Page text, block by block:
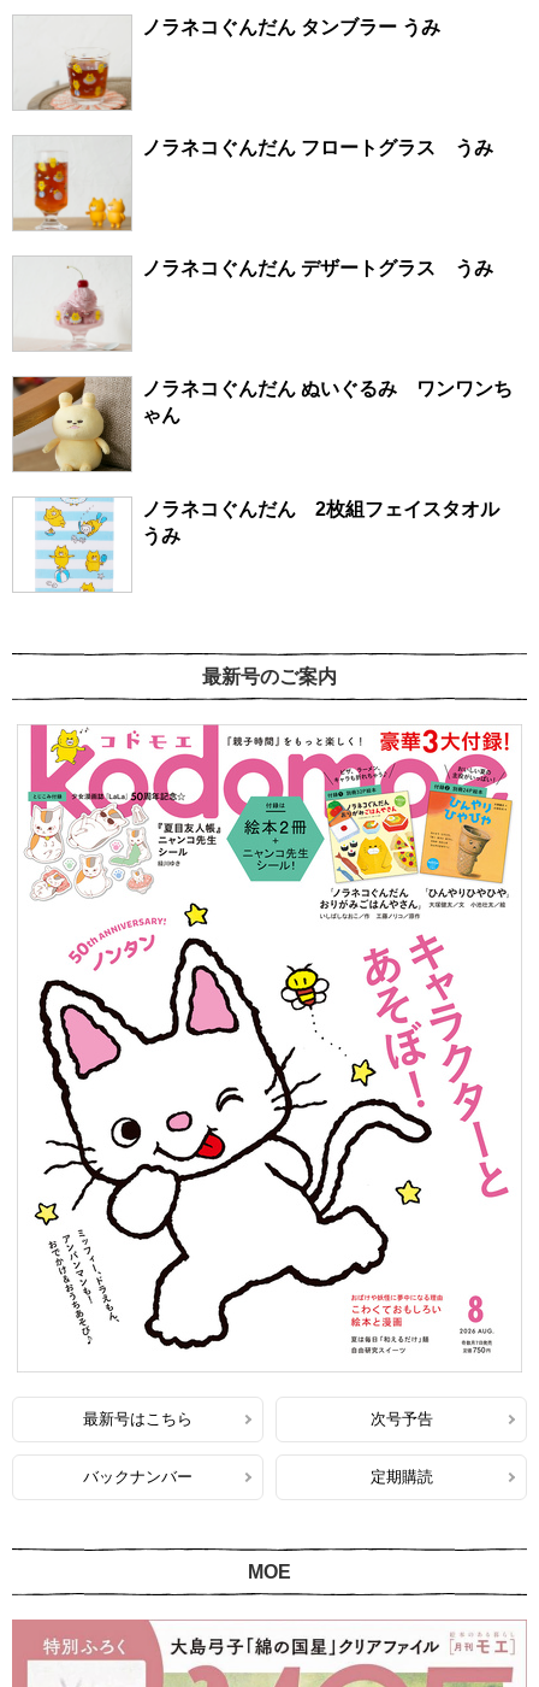
ノラネコぐんだん タンブラー うみ
ノラネコぐんだん フロートグラス うみ
ノラネコぐんだん デザートグラス うみ
ノラネコぐんだん ぬいぐるみ ワンワンち
ゃん
ノラネコぐんだん 2枚組フェイスタオル
うみ
最新号のご案内
最新号はこちら 次号予告
バックナンバー 定期購読
MOE